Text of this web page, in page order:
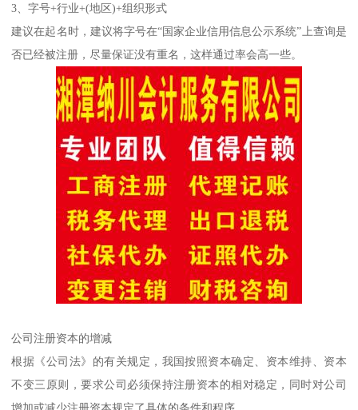
3、字号+行业+(地区)+组织形式
建议在起名时，建议将字号在“国家企业信用信息公示系统”上查询是
否已经被注册，尽量保证没有重名，这样通过率会高一些。
公司注册资本的增减
根据《公司法》的有关规定，我国按照资本确定、资本维持、资本
不变三原则，要求公司必须保持注册资本的相对稳定，同时对公司
增加或减少注册资本规定了具体的条件和程序。